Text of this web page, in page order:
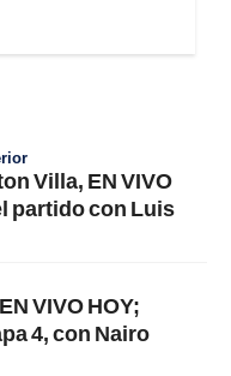
Villa, EN VIVO
partido con Luis
VIVO HOY;
4, con Nairo